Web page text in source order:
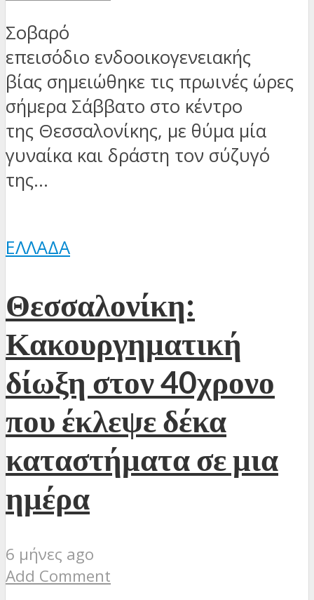
Σοβαρό
επεισόδιο ενδοοικογενειακής
βίας σημειώθηκε τις πρωινές ώρες
σήμερα Σάββατο στο κέντρο
της Θεσσαλονίκης, με θύμα μία
γυναίκα και δράστη τον σύζυγό
της...
ΕΛΛΆΔΑ
Θεσσαλονίκη:
Κακουργηματική
δίωξη στον 40χρονο
που έκλεψε δέκα
καταστήματα σε μια
ημέρα
6 μήνες ago
Add Comment